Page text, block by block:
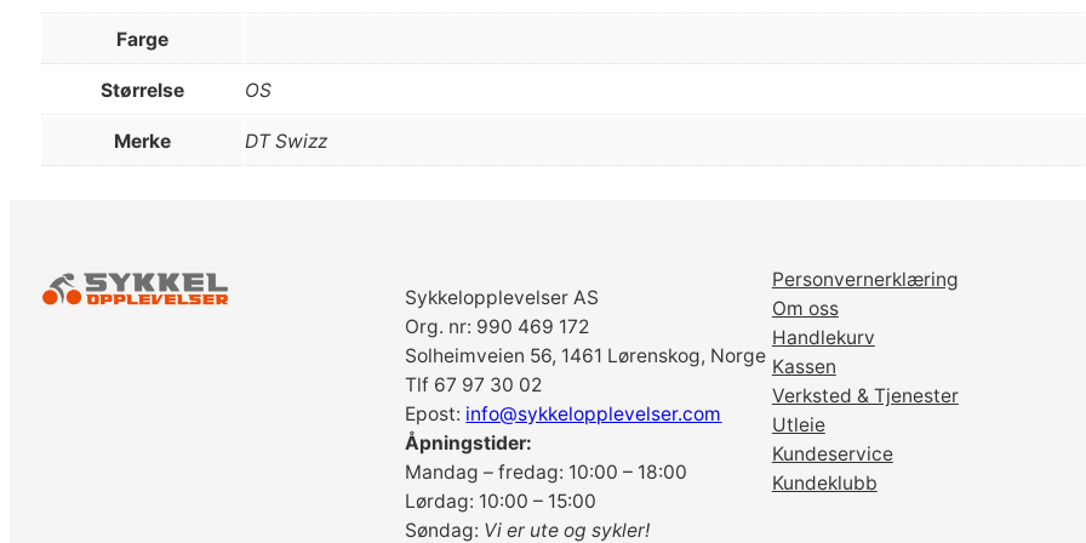
T
S
B
O
Y
Farge
Størrelse OS
Merke DT Swizz
Sykkelopplevelser AS
Org. nr: 990 469 172
Solheimveien 56, 1461 Lørenskog, Norge
Tlf 67 97 30 02
Epost: info@sykkelopplevelser.com
Åpningstider:
Mandag – fredag: 10:00 – 18:00
Lørdag: 10:00 – 15:00
Søndag: Vi er ute og sykler!
Personvernerklæring
Om oss
Handlekurv
Kassen
Verksted & Tjenester
Utleie
Kundeservice
Kundeklubb